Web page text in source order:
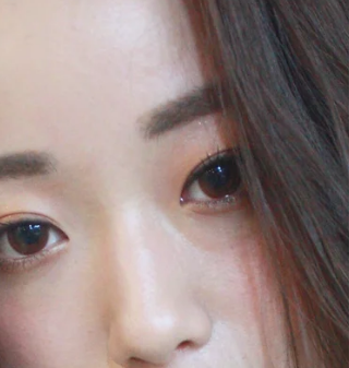
るめアッシュカラーで品良く、波巻きから表
はウェーブが見えるようにしっかり巻いてい
す。 日々のお手入れやスタイリング方法など
しっかりとご説明とご提案を心がけていま